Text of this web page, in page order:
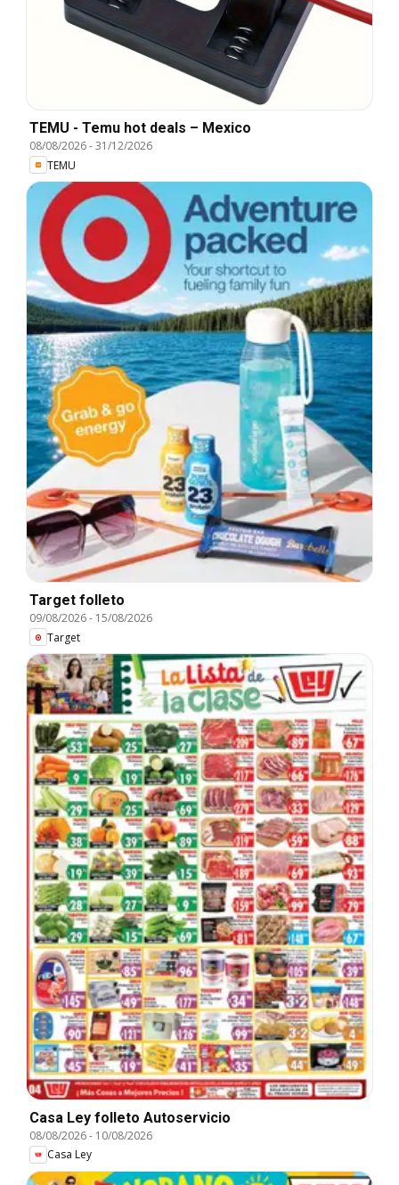
TEMU - Temu hot deals – Mexico
08/08/2026-31/12/2026
TEMU
Target folleto
09/08/2026- 15/08/2026
Target
Casa Ley folleto Autoservicio
08/08/2026- 10/08/2026
Casa Ley